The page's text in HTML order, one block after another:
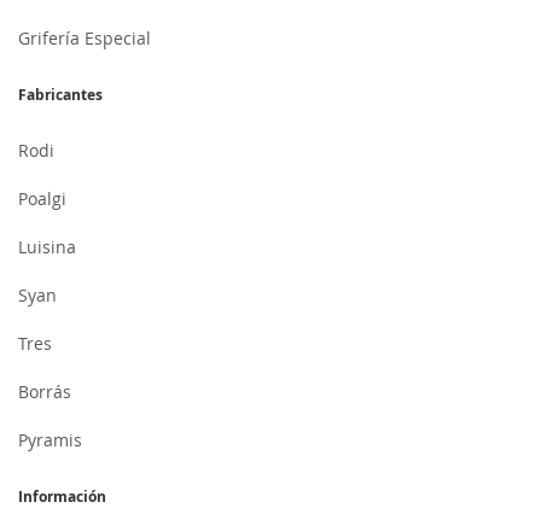
Grifería Especial
Fabricantes
Rodi
Poalgi
Luisina
Syan
Tres
Borrás
Pyramis
Información